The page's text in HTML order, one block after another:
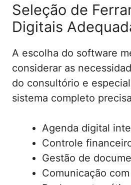
Seleção de
Digitais
A escolha do software
considerar as
do consultório e
sistema completo
Agenda digital
Controle
Gestão de
Comunicação